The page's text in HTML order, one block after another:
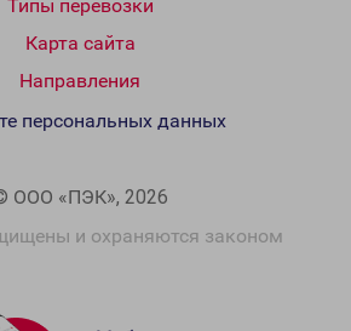
Типы перевозки
Карта сайта
Направления
ООО «ПЭК», 2026
и охраняются законом
персональных данных